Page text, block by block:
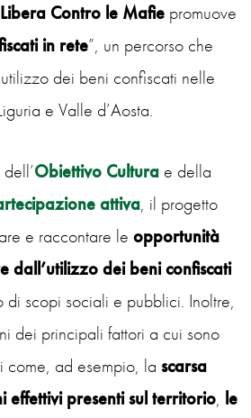
Libera Contro le Mafie promuove
in rete”, un percorso che
dei beni confiscati nelle
e Valle d’Aosta.
Obiettivo Cultura e della
attiva, il progetto
e raccontare le opportunità
dall’utilizzo dei beni confiscati
di scopi sociali e pubblici. Inoltre,
dei principali fattori a cui sono
come, ad esempio, la scarsa
effettivi presenti sul territorio, le